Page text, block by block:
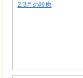
2.3月の診療